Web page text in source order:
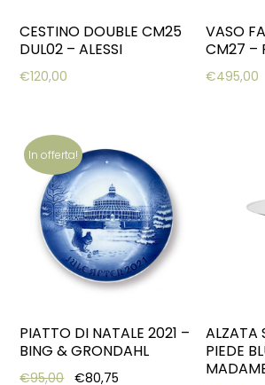
CESTINO DOUBLE CM25
DUL02 – ALESSI
€120,00
VASO
CM27 –
€495,00
In offerta!
PIATTO DI NATALE 2021 –
BING & GRONDAHL
€95,00 Original price was: €95,00.
€80,75 Current price is:
ALZATA
PIEDE